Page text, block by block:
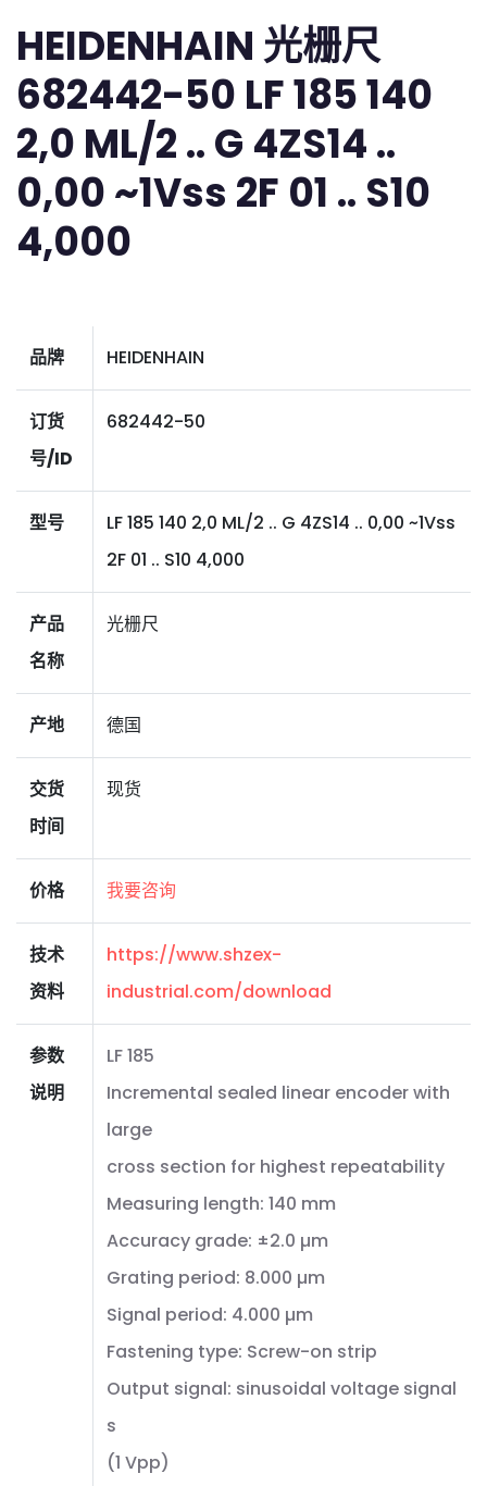
HEIDENHAIN 光栅尺
682442-50 LF 185 140
2,0 ML/2 .. G 4ZS14 ..
0,00 ~1Vss 2F 01 .. S10
4,000
品牌 HEIDENHAIN
订货
号/ID
682442-50
型号
LF 185 140 2,0 ML/2 .. G 4ZS14 .. 0,00 ~1Vss
2F 01 .. S10 4,000
产品
名称
光栅尺
产地 德国
交货
时间
现货
价格 我要咨询
技术
资料
https://www.shzex-
industrial.com/download
参数
说明
LF 185
Incremental sealed linear encoder with
large
cross section for highest repeatability
Measuring length: 140 mm
Accuracy grade: ±2.0 µm
Grating period: 8.000 µm
Signal period: 4.000 µm
Fastening type: Screw-on strip
Output signal: sinusoidal voltage signal
s
(1 Vpp)